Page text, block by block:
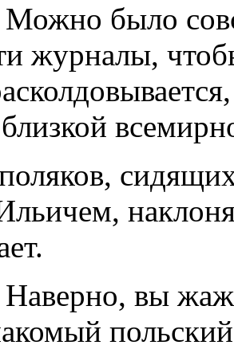
было
журналы,
вы